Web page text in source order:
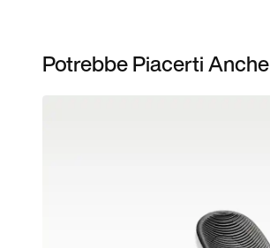
Potrebbe Piacerti Anche